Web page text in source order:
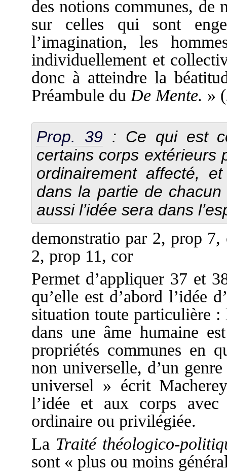
des notions communes, de
sur celles qui sont
l’imagination, les
individuellement et
donc à atteindre la
Préambule du De Mente. »
Prop. 39: Ce qui est
certains corps extérieurs
ordinairement affecté,
dans la partie de
aussi l’idée sera dans
demonstratio par 2,
2, prop 11, cor
Permet d’appliquer 37 et
qu’elle est d’abord l’idée
situation toute particulière
dans une âme humaine
propriétés communes en
non universelle, d’un
universel » écrit
l’idée et aux corps
ordinaire ou privilégiée.
La Traité théologico-
sont « plus ou moins